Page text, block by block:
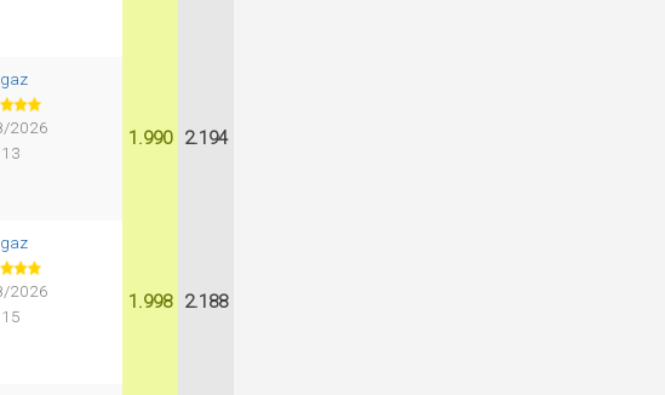
2026
1.990 2.194
2026
1.998 2.188